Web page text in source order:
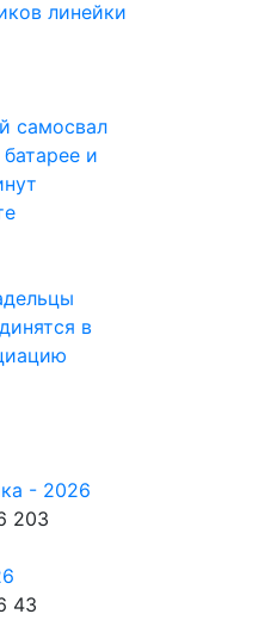
линейки
самосвал
и
в
- 2026
203
43